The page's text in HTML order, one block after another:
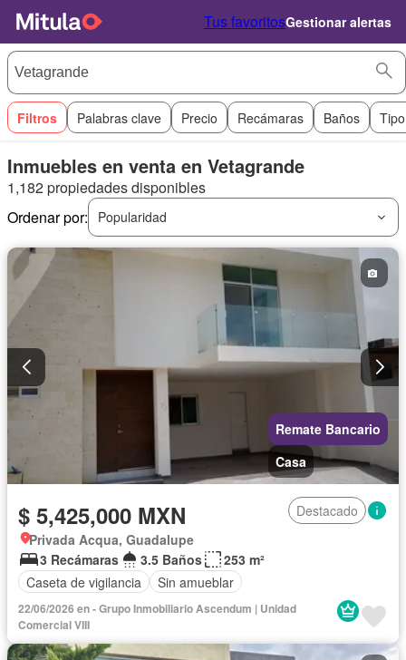
Tus favoritosGestionar alertas
Filtros Palabras clave Precio Recámaras Baños
Inmuebles en venta en Vetagrande
1,182 propiedades disponibles
Ordenar por:
Popularidad
Remate Bancario
Casa
$ 5,425,000 MXN
Destacado
Privada Acqua, Guadalupe
3 Recámaras
3.5 Baños
253 m²
Caseta de vigilancia
Sin amueblar
22/06/2026 en - Grupo Inmobiliario Ascendum | Unidad
Comercial VIII